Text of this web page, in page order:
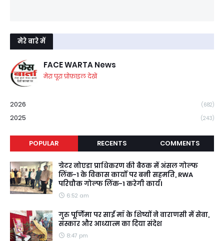
मेरे बारे में
FACE WARTA News
मेरा पूरा प्रोफ़ाइल देखें
2026 (682)
2025 (243)
POPULAR RECENTS COMMENTS
ग्रेटर नोएडा प्राधिकरण की बैठक में अंसल गोल्फ
लिंक-1 के विकास कार्यों पर बनी सहमति, RWA
परिचौक गोल्फ लिंक-1 करेगी कार्य।
6:52 am
गुरु पूर्णिमा पर साईं माँ के शिष्यों ने वाराणसी में सेवा,
संस्कार और आध्यात्म का दिया संदेश
8:47 pm